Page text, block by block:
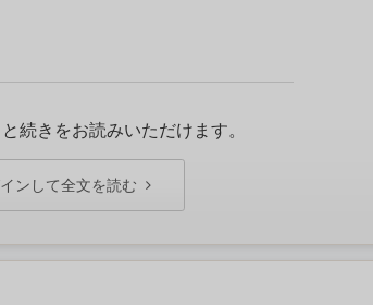
続きをお読みいただけます。
ンして全文を読む